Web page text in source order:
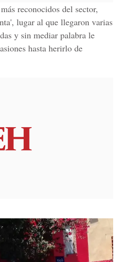
reconocidos del sector,
lugar al que llegaron varias
y sin mediar palabra le
hasta herirlo de